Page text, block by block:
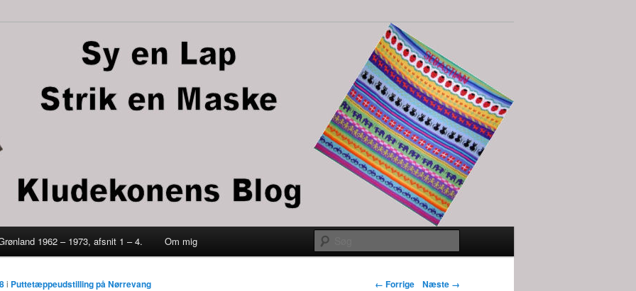
en maske
1962 – 1973, afsnit 1 – 4. Om mig
Billednavigation
← Forrige Næste →
i Puttetæppeudstilling på Nørrevang